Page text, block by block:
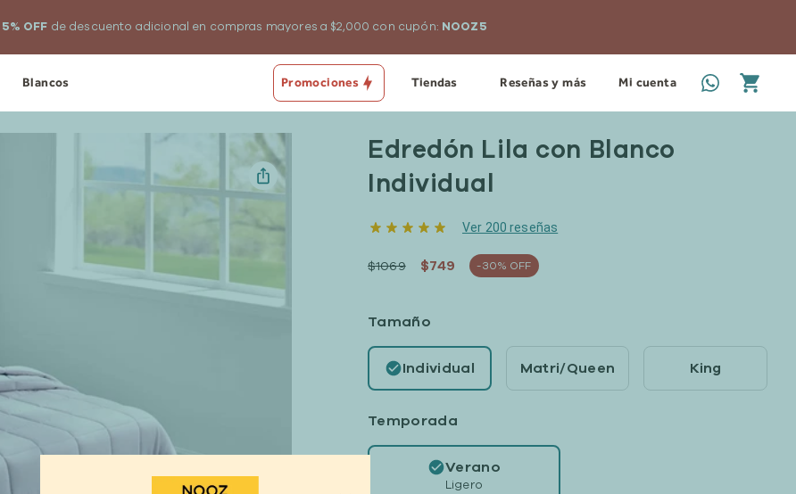
+ Almohadas Essential 2 pack de regalo en la compra de Nooz Prime y/o Prime Fresh.
Blancos Promociones Tiendas Reseñas y más Mi cuenta
Edredón Lila con Blanco
Individual
Ver 200 reseñas
$1069 $749 -30% OFF
Tamaño
Individual Matri/Queen King
Temporada
Verano
Ligero